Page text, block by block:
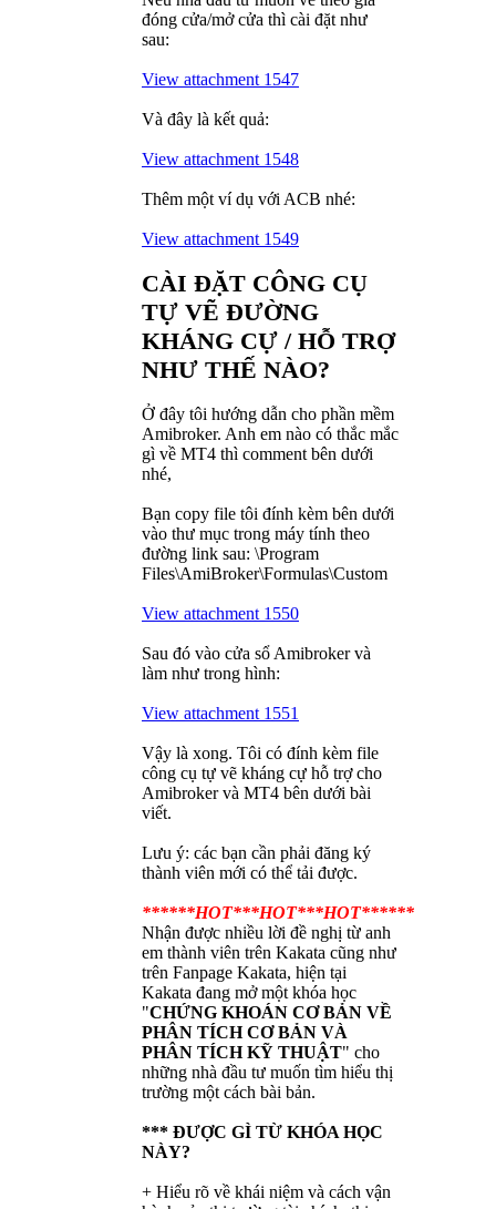
đóng cửa/mở cửa thì cài đặt như
sau:
View attachment 1547
Và đây là kết quả:
View attachment 1548
Thêm một ví dụ với ACB nhé:
View attachment 1549
CÀI ĐẶT CÔNG CỤ
TỰ VẼ ĐƯỜNG
KHÁNG CỰ / HỖ TRỢ
NHƯ THẾ NÀO?
Ở đây tôi hướng dẫn cho phần mềm
Amibroker. Anh em nào có thắc mắc
gì về MT4 thì comment bên dưới
nhé,
Bạn copy file tôi đính kèm bên dưới
vào thư mục trong máy tính theo
đường link sau: \Program
Files\AmiBroker\Formulas\Custom
View attachment 1550
Sau đó vào cửa sổ Amibroker và
làm như trong hình:
View attachment 1551
Vậy là xong. Tôi có đính kèm file
công cụ tự vẽ kháng cự hỗ trợ cho
Amibroker và MT4 bên dưới bài
viết.
Lưu ý: các bạn cần phải đăng ký
thành viên mới có thể tải được.
******HOT***HOT***HOT******
Nhận được nhiều lời đề nghị từ anh
em thành viên trên Kakata cũng như
trên Fanpage Kakata, hiện tại
Kakata đang mở một khóa học
"CHỨNG KHOÁN CƠ BẢN VỀ
PHÂN TÍCH CƠ BẢN VÀ
PHÂN TÍCH KỸ THUẬT" cho
những nhà đầu tư muốn tìm hiểu thị
trường một cách bài bản.
*** ĐƯỢC GÌ TỪ KHÓA HỌC
NÀY?
+ Hiểu rõ về khái niệm và cách vận